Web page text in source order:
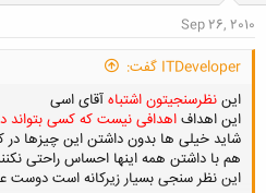
Sep 26, 2010
ITDeveloper گفت:
ایننظرسنجیتون اشتباهآقای اسی
این اهدافاهدافی نیست که کسی
شاید خیلی ها بدون داشتن این چیزها
هم با داشتن همه اینها احساس راحتی
این نظر سنجی بسیار زیرکانه است دوست